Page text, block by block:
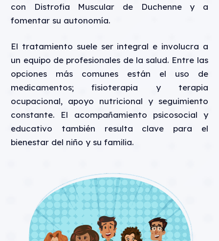
con Distrofia Muscular de Duchenne y a
fomentar su autonomía.
El tratamiento suele ser integral e involucra a
un equipo de profesionales de la salud. Entre las
opciones más comunes están el uso de
medicamentos; fisioterapia y terapia
ocupacional, apoyo nutricional y seguimiento
constante. El acompañamiento psicosocial y
educativo también resulta clave para el
bienestar del niño y su familia.